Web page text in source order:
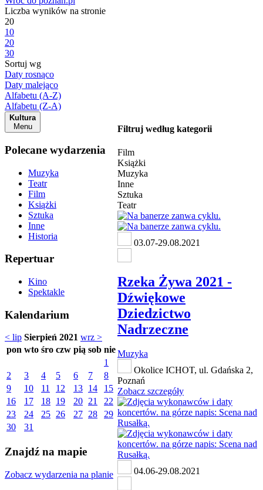
Liczba wyników na stronie
20
10
20
30
Sortuj wg
Daty rosnąco
Daty malejąco
Alfabetu (A-Z)
Alfabetu (Z-A)
Kultura
Menu
Polecane wydarzenia
Muzyka
Teatr
Film
Książki
Sztuka
Inne
Historia
Repertuar
Kino
Spektakle
Kalendarium
< lip Sierpień 2021 wrz >
pon wto śro czw pią sob nie
1
2
3 4 5 6 7
8
9
10 11 12 13 14
15
16
17 18 19 20 21
22
23
24 25 26 27 28
29
30
31
Znajdź na mapie
Zobacz wydarzenia na planie
Filtruj według kategorii
Film
Książki
Muzyka
Inne
Sztuka
Teatr
03.07-29.08.2021
Rzeka Żywa 2021 -
Dźwiękowe
Dziedzictwo
Nadrzeczne
Muzyka
Okolice ICHOT, ul. Gdańska 2,
Poznań
Zobacz szczegóły
04.06-29.08.2021